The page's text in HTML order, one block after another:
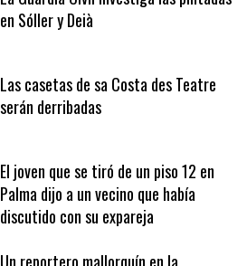
La Guardia Civil investiga las pintadas
Las casetas de sa Costa des Teatre
El joven que se tiró de un piso 12 en
Palma dijo a un vecino que había
discutido con su expareja